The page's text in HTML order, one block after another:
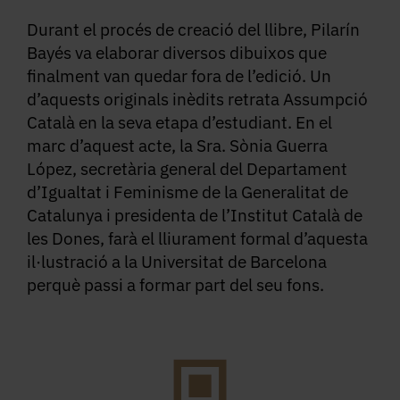
Durant el procés de creació del llibre, Pilarín
Bayés va elaborar diversos dibuixos que
finalment van quedar fora de l’edició. Un
d’aquests originals inèdits retrata Assumpció
Català en la seva etapa d’estudiant. En el
marc d’aquest acte, la Sra. Sònia Guerra
López, secretària general del Departament
d’Igualtat i Feminisme de la Generalitat de
Catalunya i presidenta de l’Institut Català de
les Dones, farà el lliurament formal d’aquesta
il·lustració a la Universitat de Barcelona
perquè passi a formar part del seu fons.